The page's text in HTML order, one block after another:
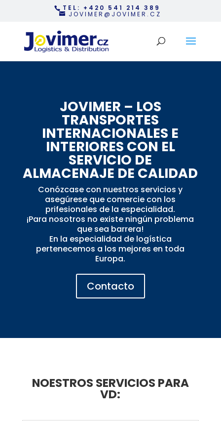
TEL: +420 541 214 389
JOVIMER@JOVIMER.CZ
JOVIMER – LOS
TRANSPORTES
INTERNACIONALES E
INTERIORES CON EL
SERVICIO DE
ALMACENAJE DE CALIDAD
Conózcase con nuestros servicios y
asegúrese que comercie con los
prifesionales de la especialidad.
¡Para nosotros no existe ningún problema
que sea barrera!
En la especialidad de logística
pertenecemos a los mejores en toda
Europa.
Contacto
NOESTROS SERVICIOS PARA
VD: